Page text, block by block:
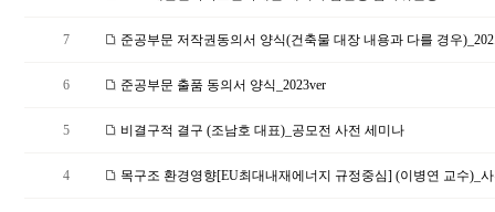
7 준공부문 저작권동의서 양식(건축물 대장 내용과 다를 경우
6 준공부문 출품 동의서 양식_2023ver
5 비결구적 결구 (조남호 대표)_공모전 사전 세미나
4 목구조 환경영향[EU최대내재에너지 규정중심] (이병연 교수)_사